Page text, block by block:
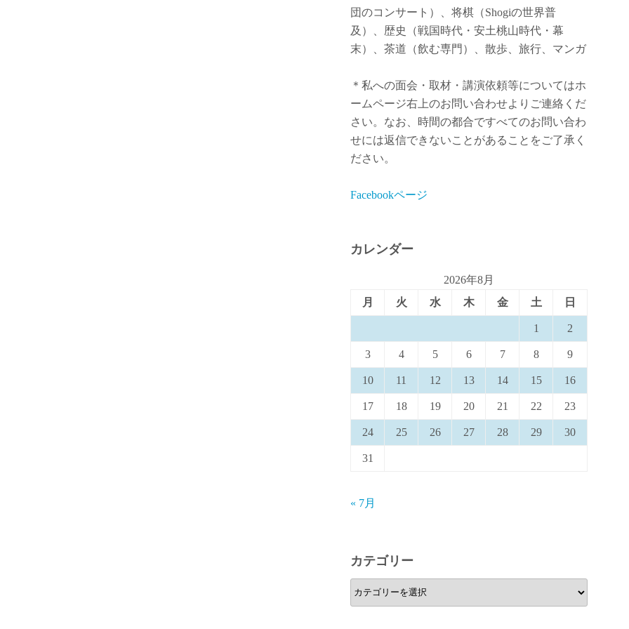
団のコンサート）、将棋（Shogiの世界普
及）、歴史（戦国時代・安土桃山時代・幕
末）、茶道（飲む専門）、散歩、旅行、マンガ
＊私への面会・取材・講演依頼等についてはホ
ームページ右上のお問い合わせよりご連絡くだ
さい。なお、時間の都合ですべてのお問い合わ
せには返信できないことがあることをご了承く
ださい。
Facebookページ
カレンダー
2026年8月
月
火 水 木 金 土 日
1 2
3 4 5 6 7 8 9
10 11 12 13 14 15 16
17 18 19 20 21 22 23
24 25 26 27 28 29 30
31
« 7月
カテゴリー
カ
テ